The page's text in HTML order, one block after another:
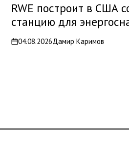
RWE построит в США
станцию для
on04.08.2026Дамир Каримов